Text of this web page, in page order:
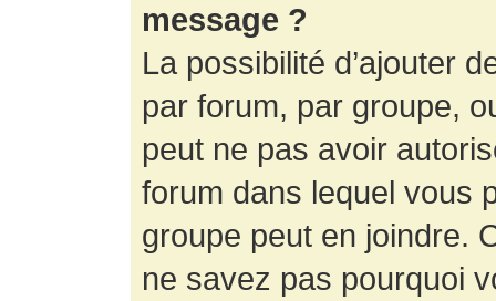
message ?
La possibilité d’ajouter
par forum, par groupe,
peut ne pas avoir
forum dans lequel vous
groupe peut en joindre.
ne savez pas pourquoi